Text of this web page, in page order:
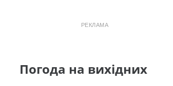
РЕКЛАМА
Погода на вихідних